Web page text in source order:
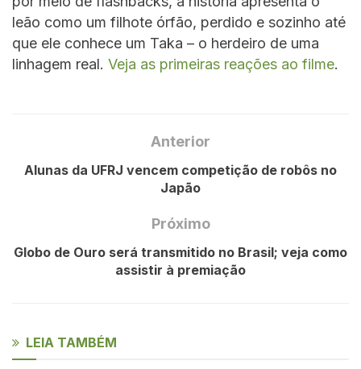
leão como um filhote órfão, perdido e sozinho até
que ele conhece um Taka – o herdeiro de uma
linhagem real. Veja as primeiras reações ao filme.
Anterior
Alunas da UFRJ vencem competição de robôs no
Japão
Próximo
Globo de Ouro será transmitido no Brasil; veja como
assistir à premiação
LEIA TAMBÉM